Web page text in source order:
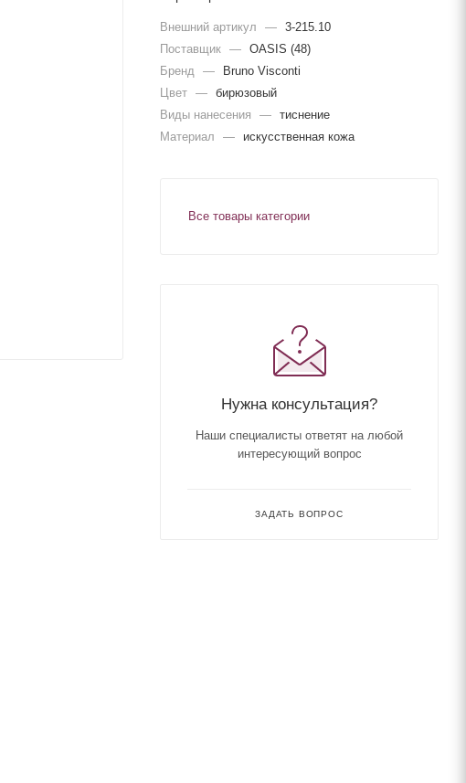
Внешний артикул — 3-215.10
Поставщик — OASIS (48)
Бренд
—
Bruno Visconti
Цвет — бирюзовый
Виды нанесения
— тиснение
Материал
— искусственная кожа
Все товары категории
Нужна консультация?
Наши специалисты ответят на любой
интересующий вопрос
ЗАДАТЬ ВОПРОС